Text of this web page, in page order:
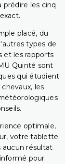
prédire les cinq
placé, du
types de
et les rapports
Quinté sont
qui étudient
les
optimale,
votre tablette
aucun résultat
pour